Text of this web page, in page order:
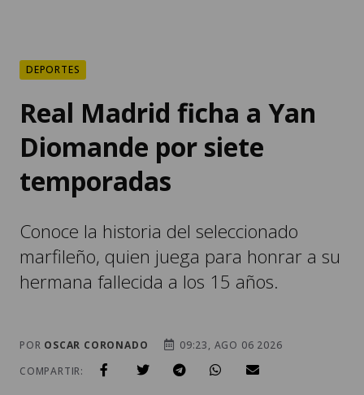
DEPORTES
Real Madrid ficha a Yan
Diomande por siete
temporadas
Conoce la historia del seleccionado
marfileño, quien juega para honrar a su
hermana fallecida a los 15 años.
POR OSCAR CORONADO
09:23, AGO 06 2026
COMPARTIR: